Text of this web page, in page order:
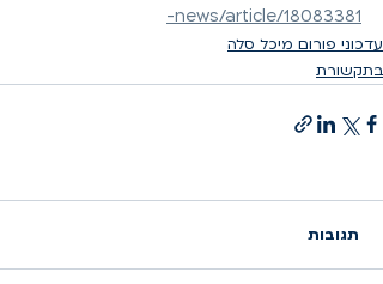
-news/article/18083381
עדכוני פורום מיכל סלה
בתקשורת
תגובות